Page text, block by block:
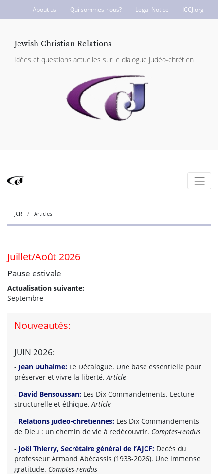
About us Qui sommes-nous? Legal Notice ICCJ.org
Jewish-Christian Relations
Idées et questions actuelles sur le dialogue judéo-chrétien
JCR Articles
Juillet/Août 2026
Pause estivale
Actualisation suivante:
Septembre
Nouveautés:
JUIN 2026:
- Jean Duhaime: Le Décalogue. Une base essentielle pour
préserver et vivre la liberté.Article
- David Bensoussan: Les Dix Commandements. Lecture
structurelle et éthique.Article
- Relations judéo-chrétiennes: Les Dix Commandements
de Dieu : un chemin de vie à redécouvrir. Comptes-rendus
- Joël Thierry, Secrétaire général de l’AJCF: Décès du
professeur Armand Abécassis (1933-2026). Une immense
gratitude. Comptes-rendus